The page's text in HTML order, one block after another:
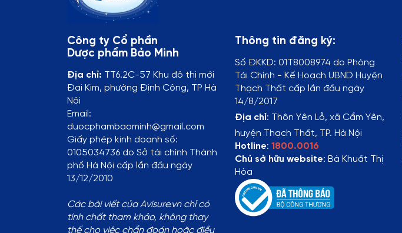
Công ty Cổ phần
Dược phẩm Bảo Minh
Địa chỉ: TT6.2C-57 Khu đô thị mới
Đại Kim, phường Định Công, TP Hà
Nội
Email:
duocphambaominh@gmail.com
Giấy phép kinh doanh số:
0105034736 do Sở tài chính Thành
phố Hà Nội cấp lần đầu ngày
13/12/2010
Các bài viết của Avisure.vn chỉ có
tính chất tham khảo, không thay
thế cho việc chẩn đoán hoặc điều
Thông tin đăng ký:
Số ĐKKD: 01T8008974 do Phòng
Tài Chính - Kế Hoạch UBND Huyện
Thạch Thất cấp lần đầu ngày
14/8/2017
Địa chỉ: Thôn Yên Lỗ, xã Cẩm Yên,
huyện Thạch Thất, TP. Hà Nội
Hotline: 1800.0016
Chủ sở hữu website: Bà Khuất Thị
Hòa